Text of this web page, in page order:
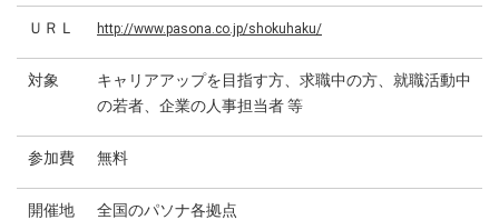
ＵＲＬ http://www.pasona.co.jp/shokuhaku/
対象
キャリアアップを目指す方、求職中の方、就職活動中
の若者、企業の人事担当者 等
参加費 無料
開催地 全国のパソナ各拠点